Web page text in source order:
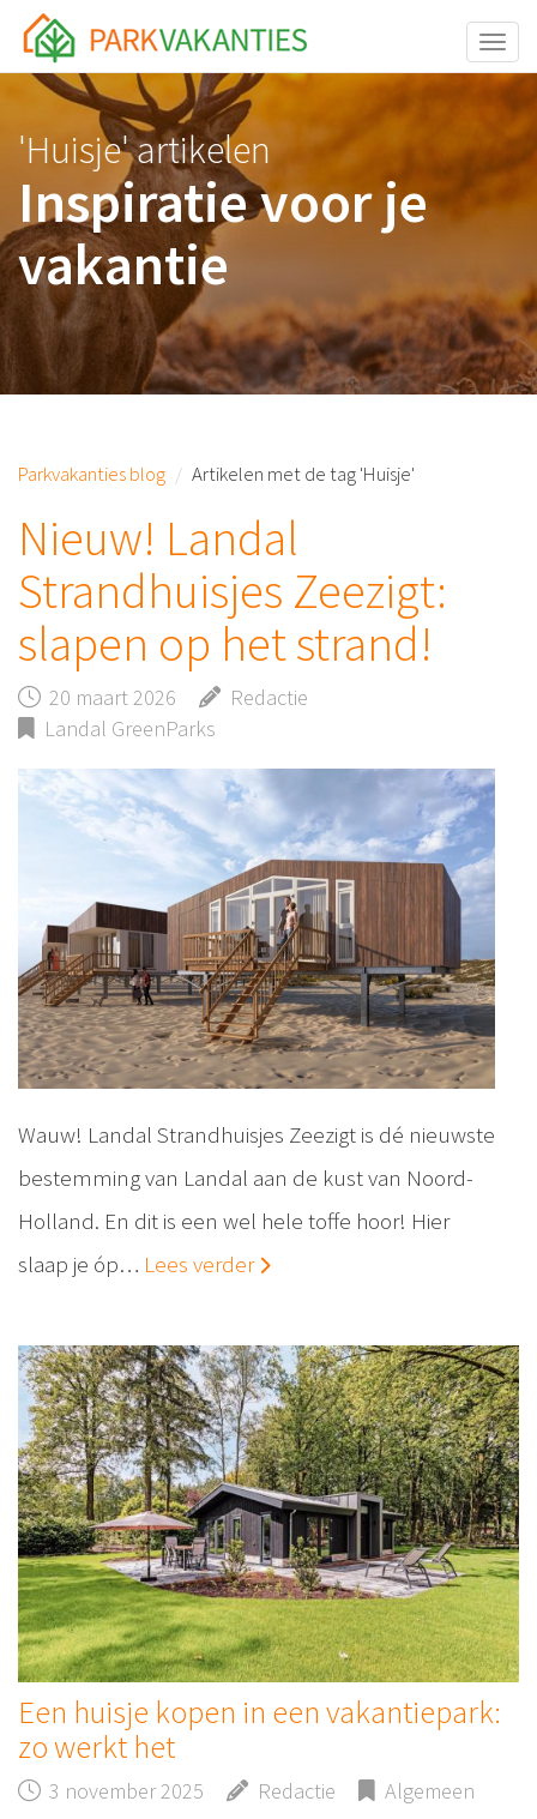
<body id="page-top">
'Huisje' artikelen
Inspiratie voor je
vakantie
Parkvakanties blog Artikelen met de tag 'Huisje'
Nieuw! Landal
Strandhuisjes Zeezigt:
slapen op het strand!
20 maart 2026
Redactie
Landal GreenParks
Wauw! Landal Strandhuisjes Zeezigt is dé nieuwste
bestemming van Landal aan de kust van Noord-
Holland. En dit is een wel hele toffe hoor! Hier
slaap je óp… Lees verder
Een huisje kopen in een vakantiepark:
zo werkt het
3 november 2025 Redactie Algemeen